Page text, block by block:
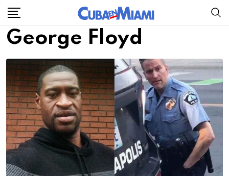
Skip
content
George Floyd